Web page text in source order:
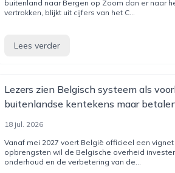
buitenland naar Bergen op Zoom dan er naar
vertrokken, blijkt uit cijfers van het C...
Lees verder
Lezers zien Belgisch systeem als
buitenlandse kentekens maar
18 jul. 2026
Vanaf mei 2027 voert België officieel een vignet
opbrengsten wil de Belgische overheid
onderhoud en de verbetering van de...